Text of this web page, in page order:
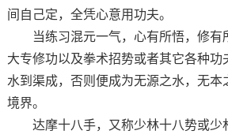
间自己定，全凭心意用功夫。
当练习混元一气，心有所悟，修有
大专修功以及拳术招势或者其它各种功
水到渠成，否则便成为无源之水，无本
境界。
达摩十八手，又称少林十八势或少